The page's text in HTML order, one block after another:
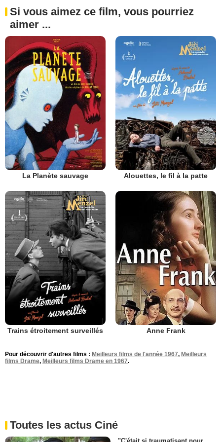
Si vous aimez ce film, vous pourriez
aimer ...
La Planète sauvage Alouettes, le fil à la patte
Trains étroitement surveillés Anne Frank
Pour découvrir d'autres films : Meilleurs films de l'année 1967, Meilleurs
films Drame, Meilleurs films Drame en 1967.
Toutes les actus Ciné